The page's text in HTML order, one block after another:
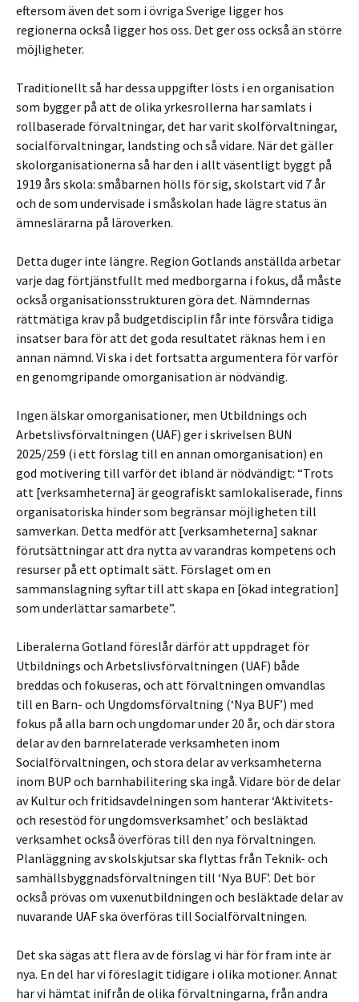
eftersom även det som i övriga Sverige ligger hos
regionerna också ligger hos oss. Det ger oss också än större
möjligheter.
Traditionellt så har dessa uppgifter lösts i en organisation
som bygger på att de olika yrkesrollerna har samlats i
rollbaserade förvaltningar, det har varit skolförvaltningar,
socialförvaltningar, landsting och så vidare. När det gäller
skolorganisationerna så har den i allt väsentligt byggt på
1919 års skola: småbarnen hölls för sig, skolstart vid 7 år
och de som undervisade i småskolan hade lägre status än
ämneslärarna på läroverken.
Detta duger inte längre. Region Gotlands anställda arbetar
varje dag förtjänstfullt med medborgarna i fokus, då måste
också organisationsstrukturen göra det. Nämndernas
rättmätiga krav på budgetdisciplin får inte försvåra tidiga
insatser bara för att det goda resultatet räknas hem i en
annan nämnd. Vi ska i det fortsatta argumentera för varför
en genomgripande omorganisation är nödvändig.
Ingen älskar omorganisationer, men Utbildnings och
Arbetslivsförvaltningen (UAF) ger i skrivelsen BUN
2025/259 (i ett förslag till en annan omorganisation) en
god motivering till varför det ibland är nödvändigt: “Trots
att [verksamheterna] är geografiskt samlokaliserade, finns
organisatoriska hinder som begränsar möjligheten till
samverkan. Detta medför att [verksamheterna] saknar
förutsättningar att dra nytta av varandras kompetens och
resurser på ett optimalt sätt. Förslaget om en
sammanslagning syftar till att skapa en [ökad integration]
som underlättar samarbete”.
Liberalerna Gotland föreslår därför att uppdraget för
Utbildnings och Arbetslivsförvaltningen (UAF) både
breddas och fokuseras, och att förvaltningen omvandlas
till en Barn- och Ungdomsförvaltning (‘Nya BUF’) med
fokus på alla barn och ungdomar under 20 år, och där stora
delar av den barnrelaterade verksamheten inom
Socialförvaltningen, och stora delar av verksamheterna
inom BUP och barnhabilitering ska ingå. Vidare bör de delar
av Kultur och fritidsavdelningen som hanterar ‘Aktivitets-
och resestöd för ungdomsverksamhet’ och besläktad
verksamhet också överföras till den nya förvaltningen.
Planläggning av skolskjutsar ska flyttas från Teknik- och
samhällsbyggnadsförvaltningen till ‘Nya BUF’. Det bör
också prövas om vuxenutbildningen och besläktade delar av
nuvarande UAF ska överföras till Socialförvaltningen.
Det ska sägas att flera av de förslag vi här för fram inte är
nya. En del har vi föreslagit tidigare i olika motioner. Annat
har vi hämtat inifrån de olika förvaltningarna, från andra